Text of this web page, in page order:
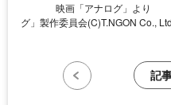
映画「アナログ」より
グ」製作委員会(C)T.NGON Co.,
記